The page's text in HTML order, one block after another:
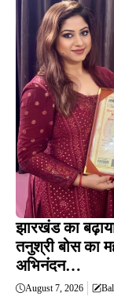
झारखंड का
तनुश्री बोस का
अभिनंदन…
August 7, 2026